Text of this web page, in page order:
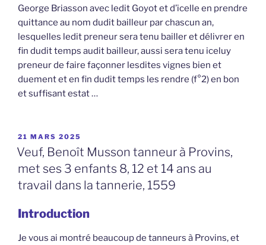
George Briasson avec ledit Goyot et d’icelle en prendre
quittance au nom dudit bailleur par chascun an,
lesquelles ledit preneur sera tenu bailler et délivrer en
fin dudit temps audit bailleur, aussi sera tenu iceluy
preneur de faire façonner lesdites vignes bien et
duement et en fin dudit temps les rendre (f°2) en bon
et suffisant estat …
PUBLIÉ
LE
21 MARS 2025
Veuf, Benoît Musson tanneur à Provins,
met ses 3 enfants 8, 12 et 14 ans au
travail dans la tannerie, 1559
Introduction
Je vous ai montré beaucoup de tanneurs à Provins, et